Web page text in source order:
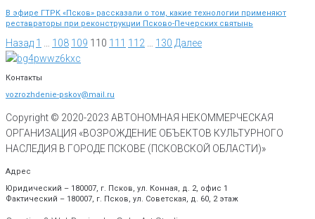
В эфире ГТРК «Псков» рассказали о том, какие технологии применяют
реставраторы при реконструкции Псково-Печерских святынь
Назад 1 108 109 110 111 112 130 Далее
Контакты
vozrozhdenie-pskov@mail.ru
Copyright © 2020-2023 АВТОНОМНАЯ НЕКОММЕРЧЕСКАЯ
ОРГАНИЗАЦИЯ «ВОЗРОЖДЕНИЕ ОБЪЕКТОВ КУЛЬТУРНОГО
НАСЛЕДИЯ В ГОРОДЕ ПСКОВЕ (ПСКОВСКОЙ ОБЛАСТИ)»
Адрес
Юридический – 180007, г. Псков, ул. Конная, д. 2, офис 1
Фактический – 180007, г. Псков, ул. Советская, д. 60, 2 этаж